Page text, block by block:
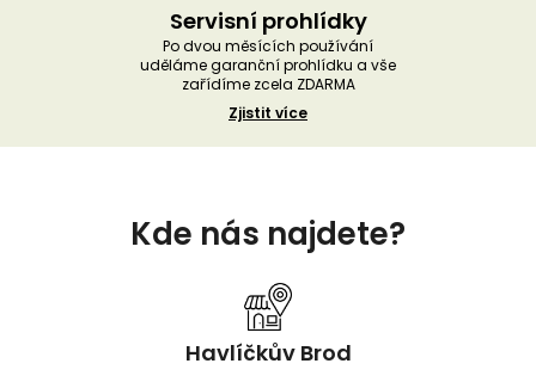
Servisní prohlídky
Po dvou měsících používání
uděláme garanční prohlídku a vše
zařídíme zcela ZDARMA
Zjistit více
Kde nás najdete?
Havlíčkův Brod